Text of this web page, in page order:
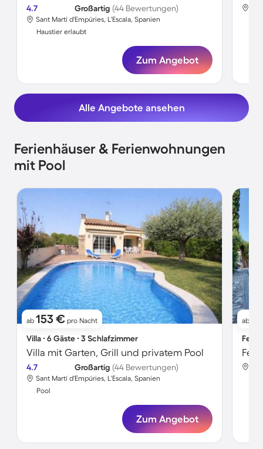
4.7 Großartig (44 Bewertungen)
Sant Martí d'Empúries, L'Escala, Spanien
Haustier erlaubt
Zum Angebot
Alle Angebote ansehen
Ferienhäuser & Ferienwohnungen
mit Pool
ab 153 € pro Nacht
Villa ∙ 6 Gäste ∙ 3 Schlafzimmer
Villa mit Garten, Grill und privatem Pool
4.7 Großartig (44 Bewertungen)
Sant Martí d'Empúries, L'Escala, Spanien
Pool
Zum Angebot
ab